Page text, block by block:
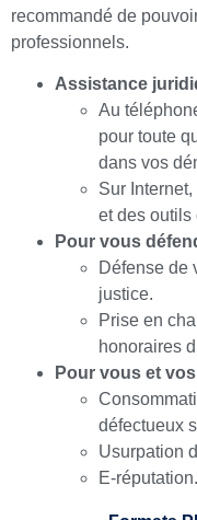
recommandé de
professionnels.
Assistance
Au
pour toute
dans vos
Sur
et des outils
Pour vous
Défense de
justice.
Prise en
honoraires
Pour vous et
défectueux
Usurpation
E-réputation.